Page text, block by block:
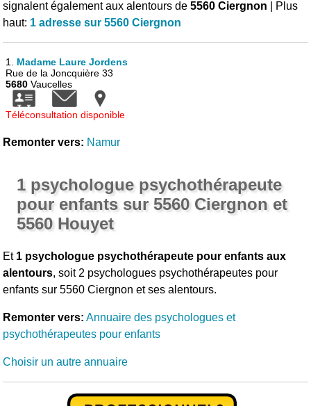
signalent également aux alentours de5560 Ciergnon | Plus
haut: 1 adresse sur 5560 Ciergnon
1. Madame Laure Jordens
Rue de la Joncquière 33
5680 Vaucelles
Téléconsultation disponible
Remonter vers: Namur
1 psychologue psychothérapeute
pour enfants sur 5560 Ciergnon et
5560 Houyet
Et 1 psychologue psychothérapeute pour enfants aux
alentours, soit 2 psychologues psychothérapeutes pour
enfants sur 5560 Ciergnon et ses alentours.
Remonter vers: Annuaire des psychologues et
psychothérapeutes pour enfants
Choisir un autre annuaire